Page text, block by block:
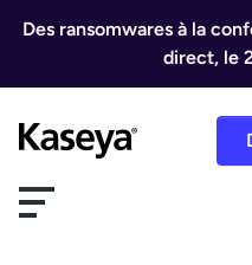
Des ransomwares à la
direct, le